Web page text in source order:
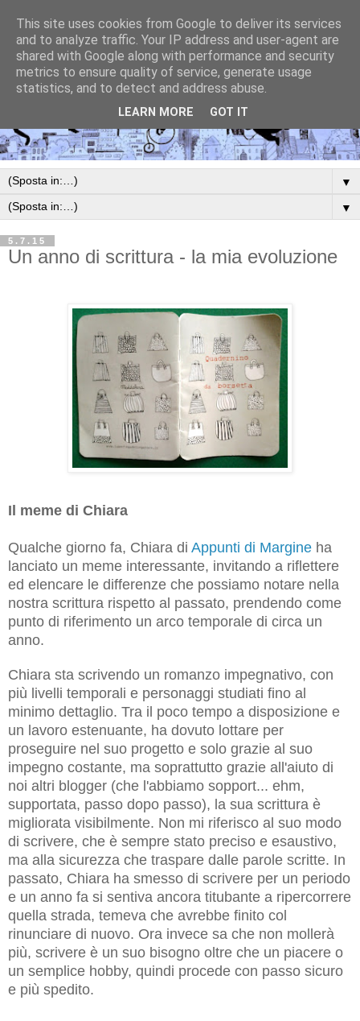
▼
▼
5.7.15
Un anno di scrittura - la mia evoluzione
Il meme di Chiara
Qualche giorno fa, Chiara di Appunti di Margine ha
lanciato un meme interessante, invitando a riflettere
ed elencare le differenze che possiamo notare nella
nostra scrittura rispetto al passato, prendendo come
punto di riferimento un arco temporale di circa un
anno.
Chiara sta scrivendo un romanzo impegnativo, con
più livelli temporali e personaggi studiati fino al
minimo dettaglio. Tra il poco tempo a disposizione e
un lavoro estenuante, ha dovuto lottare per
proseguire nel suo progetto e solo grazie al suo
impegno costante, ma soprattutto grazie all'aiuto di
noi altri blogger (che l'abbiamo sopport... ehm,
supportata, passo dopo passo), la sua scrittura è
migliorata visibilmente. Non mi riferisco al suo modo
di scrivere, che è sempre stato preciso e esaustivo,
ma alla sicurezza che traspare dalle parole scritte. In
passato, Chiara ha smesso di scrivere per un periodo
e un anno fa si sentiva ancora titubante a ripercorrere
quella strada, temeva che avrebbe finito col
rinunciare di nuovo. Ora invece sa che non mollerà
più, scrivere è un suo bisogno oltre che un piacere o
un semplice hobby, quindi procede con passo sicuro
e più spedito.
This site uses cookies from Google to deliver its services
and to analyze traffic. Your IP address and user-agent are
shared with Google along with performance and security
metrics to ensure quality of service, generate usage
statistics, and to detect and address abuse.
LEARN MORE GOT IT